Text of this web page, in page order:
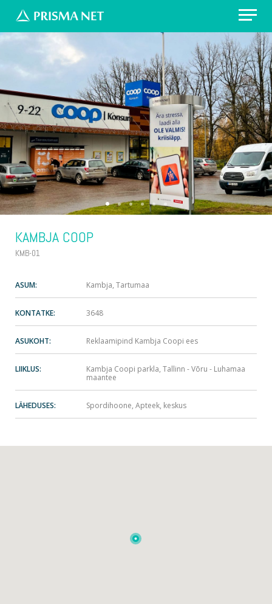
Erilahendus: värvikirevad prügikastid
Välireklaam Valimisteks
Vaata asukohti
Küsi pakkumist
KAMBJA COOP
KMB-01
ASUM: Kambja, Tartumaa
KONTATKE: 3648
ASUKOHT: Reklaamipind Kambja Coopi ees
LIIKLUS:
Kambja Coopi parkla, Tallinn - Võru - Luhamaa
maantee
LÄHEDUSES: Spordihoone, Apteek, keskus